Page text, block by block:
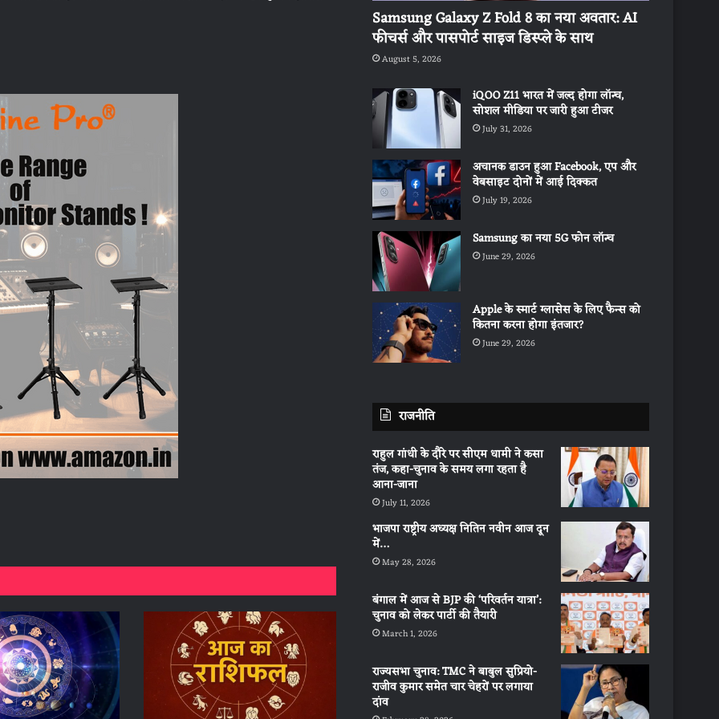
Samsung Galaxy Z Fold 8 का नया अवतार: AI
फीचर्स और पासपोर्ट साइज डिस्प्ले के साथ
August 5, 2026
iQOO Z11 भारत में जल्द होगा लॉन्च,
सोशल मीडिया पर जारी हुआ टीजर
July 31, 2026
अचानक डाउन हुआ Facebook, एप और
वेबसाइट दोनों में आई दिक्कत
July 19, 2026
Samsung का नया 5G फोन लॉन्च
June 29, 2026
Apple के स्मार्ट ग्लासेस के लिए फैन्स को
कितना करना होगा इंतजार?
June 29, 2026
राजनीति
राहुल गांधी के दौरे पर सीएम धामी ने कसा
तंज, कहा-चुनाव के समय लगा रहता है
आना-जाना
July 11, 2026
भाजपा राष्ट्रीय अध्यक्ष नितिन नवीन आज दून
में…
May 28, 2026
बंगाल में आज से BJP की ‘परिवर्तन यात्रा’:
चुनाव को लेकर पार्टी की तैयारी
March 1, 2026
राज्यसभा चुनाव: TMC ने बाबुल सुप्रियो-
राजीव कुमार समेत चार चेहरों पर लगाया
दांव